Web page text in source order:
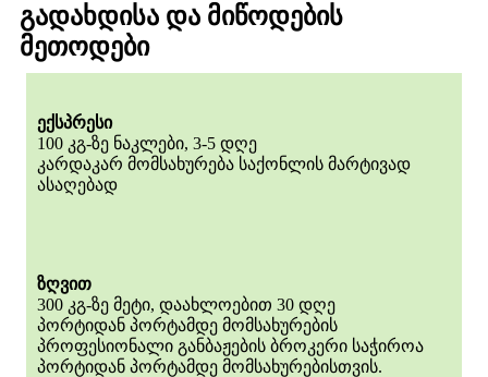
გადახდისა და მიწოდების
მეთოდები
ექსპრესი
100 კგ-ზე ნაკლები, 3-5 დღე
კარდაკარ მომსახურება საქონლის მარტივად
ასაღებად
ზღვით
300 კგ-ზე მეტი, დაახლოებით 30 დღე
პორტიდან პორტამდე მომსახურების
პროფესიონალი განბაჟების ბროკერი საჭიროა
პორტიდან პორტამდე მომსახურებისთვის.